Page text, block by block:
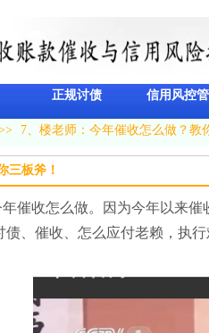
正规讨债 信用风控
7、楼老师：今年催收怎么做？教
三板斧！
催收怎么做。因为今年以来
、催收、怎么应付老赖，执